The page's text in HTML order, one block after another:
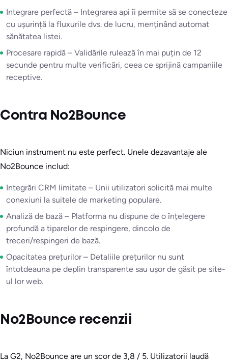
Integrare perfectă – Integrarea api îi permite să se conecteze
cu ușurință la fluxurile dvs. de lucru, menținând automat
sănătatea listei.
Procesare rapidă – Validările rulează în mai puțin de 12
secunde pentru multe verificări, ceea ce sprijină campaniile
receptive.
Contra No2Bounce
Niciun instrument nu este perfect. Unele dezavantaje ale
No2Bounce includ:
Integrări CRM limitate – Unii utilizatori solicită mai multe
conexiuni la suitele de marketing populare.
Analiză de bază – Platforma nu dispune de o înțelegere
profundă a tiparelor de respingere, dincolo de
treceri/respingeri de bază.
Opacitatea prețurilor – Detaliile prețurilor nu sunt
întotdeauna pe deplin transparente sau ușor de găsit pe site-
ul lor web.
No2Bounce recenzii
La G2, No2Bounce are un scor de 3,8 / 5. Utilizatorii laudă